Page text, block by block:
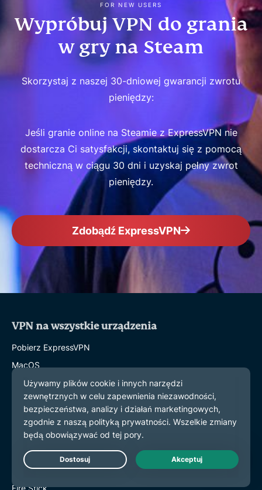
FOR NEW USERS
Wypróbuj VPN do grania
w gry na Steam
Skorzystaj z naszej 30-dniowej gwarancji zwrotu
pieniędzy:
Jeśli granie online na Steamie z ExpressVPN nie
dostarcza Ci satysfakcji, skontaktuj się z pomocą
techniczną w ciągu 30 dni i uzyskaj pełny zwrot
pieniędzy.
Zdobądź ExpressVPN
VPN na wszystkie urządzenia
Pobierz ExpressVPN
MacOS
Windows PC
iOS (iPhone i iPad)
Linux
Routery
Apple TV
Live Chat